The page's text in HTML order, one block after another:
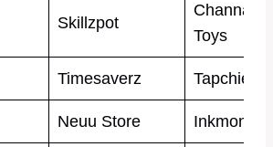
Skillzpot
Toys
Timesaverz Tapchief
Neuu Store Inkmonk